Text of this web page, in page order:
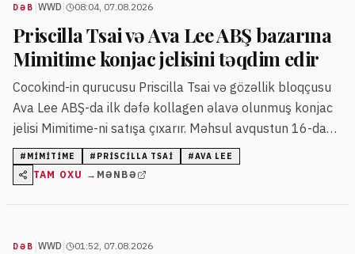
DƏB WWD 08:04, 07.08.2026
Priscilla Tsai və Ava Lee ABŞ bazarına
Mimitime konjac jelisini təqdim edir
Cocokind-in qurucusu Priscilla Tsai və gözəllik bloqçusu
Ava Lee ABŞ-da ilk dəfə kollagen əlavə olunmuş konjac
jelisi Mimitime-ni satışa çıxarır. Məhsul avqustun 16-dan
"Target" mağazalarında və onlayn təqdim ediləcək.
# MIMITIME # PRISCILLA TSAI #AVA LEE
TAM OXU → MƏNBƏ
DƏB WWD 01:52, 07.08.2026